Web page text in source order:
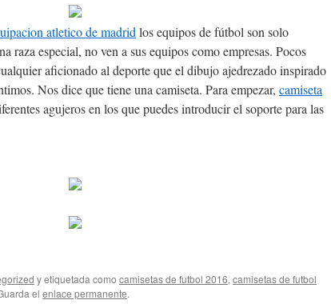
atletico de madrid los equipos de fútbol son solo
raza especial, no ven a sus equipos como empresas. Pocos
aficionado al deporte que el dibujo ajedrezado inspirado
Nos dice que tiene una camiseta. Para empezar, camiseta
agujeros en los que puedes introducir el soporte para las
y etiquetada como camisetas de futbol 2016, camisetas de futbol
el enlace permanente.